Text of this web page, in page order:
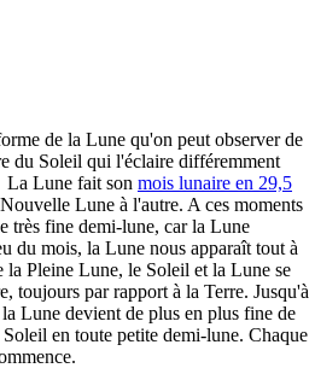
de la Lune qu'on peut observer de
du Soleil qui l'éclaire différemment
La Lune fait son mois lunaire en 29,5
Lune à l'autre. A ces moments
très fine demi-lune, car la Lune
du mois, la Lune nous apparaît tout à
la Pleine Lune, le Soleil et la Lune se
toujours par rapport à la Terre. Jusqu'à
Lune devient de plus en plus fine de
en toute petite demi-lune. Chaque